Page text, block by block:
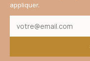
appliquer.